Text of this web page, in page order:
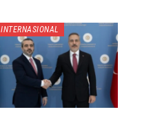
INTERNASIONAL